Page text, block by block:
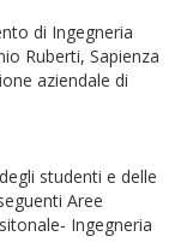
di Ingegneria
Ruberti, Sapienza
aziendale di
studenti e delle
Aree
Ingegneria